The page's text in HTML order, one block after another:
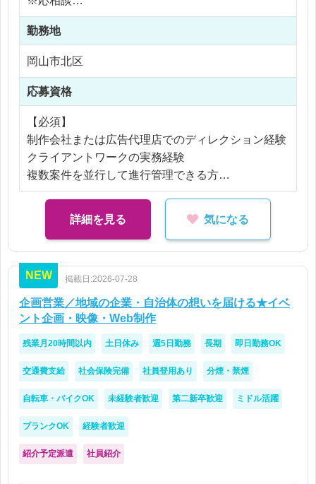
Web広告運用の経験を活かしながら、フロント業務
ではなくサポート・管理側で働きたい方におすすめ
です。
お気軽にご質問、ご応募ください。
■具体的な業務内容
クライアントへのヒアリング・要件整理
制作内容の取りまとめ、構成整理
大阪オフィス・外部制作会社への指示出し
スケジュール管理・進行管理
成果物のチェック・品質管理
※実制作（デザイン作業）は基本的に行いません
※出張は基本なく、オンラインでの連携が中心です
制作は外部連携のため、“考える・整える・伝え
る”ことに集中できる
クライアントとの距離が近く、提案・判断力を活か
無理な出張や長時間拘束は少なく、安定して働きや
※ご経験により優遇
※交通費支給
※残業代全額支給
勤務地
岡山市北区
応募資格
【必須】
制作会社または広告代理店でのディレクション経験
クライアントワークの実務経験
複数案件を並行して進行管理できる方
Web／紙媒体いずれか、または両方のディレクショ
アートディレクターとしての実務経験
外部パートナーとの連携経験
詳細を見る 気になる
NEW 掲載日:2026-07-28
企画営業／地域の企業・自治体の想いを届ける★イベ
ント企画・映像・Web制作
残業月20時間以内 土日休み 週5日勤務 長期 即日勤務OK
交通費支給 社会保険完備 社員登用あり 分煙・禁煙
自転車・バイクOK 未経験者歓迎 第二新卒歓迎 ミドル活躍
ブランクOK 経験者歓迎
紹介予定派遣 社員紹介